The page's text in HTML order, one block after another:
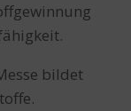
bildet